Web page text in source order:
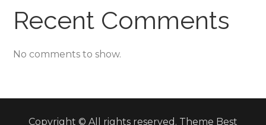
Recent Comments
No comments to show.
Copyright © All rights reserved. Theme Best